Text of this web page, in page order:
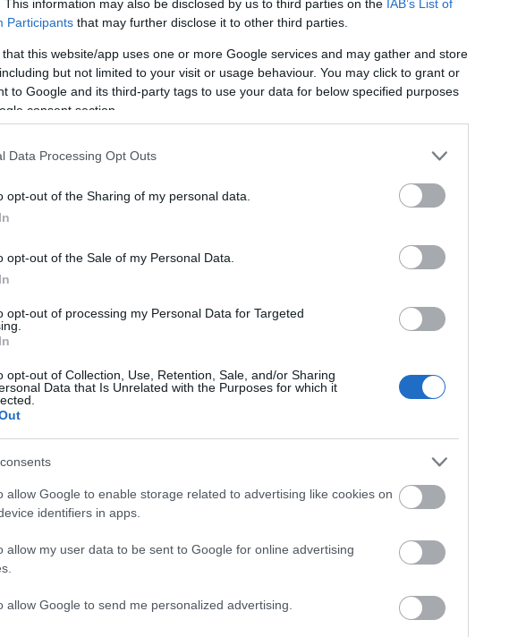
This information may also be disclosed by us to third parties on the IAB’s List of
Participants that may further disclose it to other third parties.
that this website/app uses one or more Google services and may gather and store
but not limited to your visit or usage behaviour. You may click to grant or
to Google and its third-party tags to use your data for below specified purposes
consent section.
Data Processing Opt Outs
opt-out of the Sharing of my personal data.
opt-out of the Sale of my Personal Data.
opt-out of processing my Personal Data for Targeted
opt-out of Collection, Use, Retention, Sale, and/or Sharing
Data that Is Unrelated with the Purposes for which it
allow Google to enable storage related to advertising like cookies on
identifiers in apps.
allow my user data to be sent to Google for online advertising
allow Google to send me personalized advertising.
érintett útszakasz
Fejlesztő Zrt.
adatai szerinta már elkészült 2x2 sávos szakaszhoz
A Vác-dél és Vác-észak csomópontok közötti
terveit szintén a
nettó 1,123 milliárd forint.
Colas Colas Északkő
A bányától az
Északkő
Iparági hírek
Innovinia
Újabb csarnokkal
Nyíregyházán